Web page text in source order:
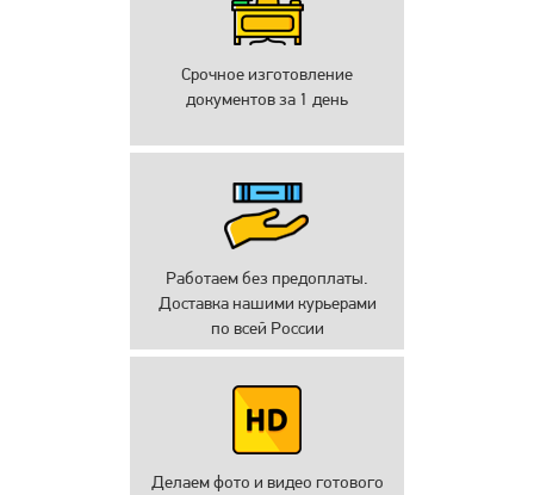
Срочное изготовление
документов за 1 день
Работаем без предоплаты.
Доставка нашими курьерами
по всей России
Делаем фото и видео готового